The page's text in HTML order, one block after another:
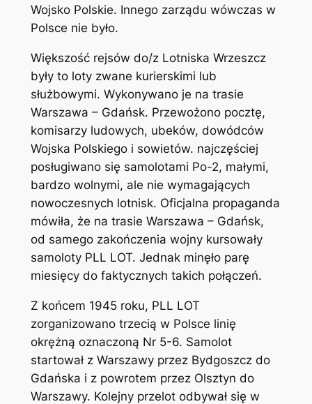
Wojsko Polskie. Innego zarządu wówczas w
Polsce nie było.
Większość rejsów do/z Lotniska Wrzeszcz
były to loty zwane kurierskimi lub
służbowymi. Wykonywano je na trasie
Warszawa – Gdańsk. Przewożono pocztę,
komisarzy ludowych, ubeków, dowódców
Wojska Polskiego i sowietów. najczęściej
posługiwano się samolotami Po-2, małymi,
bardzo wolnymi, ale nie wymagających
nowoczesnych lotnisk. Oficjalna propaganda
mówiła, że na trasie Warszawa – Gdańsk,
od samego zakończenia wojny kursowały
samoloty PLL LOT. Jednak minęło parę
miesięcy do faktycznych takich połączeń.
Z końcem 1945 roku, PLL LOT
zorganizowano trzecią w Polsce linię
okrężną oznaczoną Nr 5-6. Samolot
startował z Warszawy przez Bydgoszcz do
Gdańska i z powrotem przez Olsztyn do
Warszawy. Kolejny przelot odbywał się w